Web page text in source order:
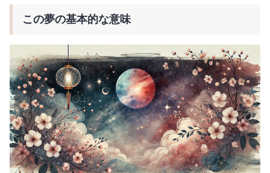
この夢の基本的な意味